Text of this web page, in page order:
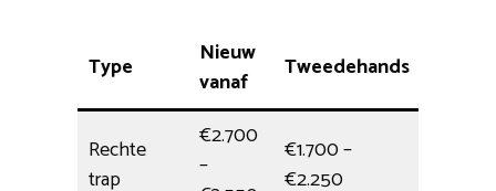
Type
Nieuw
vanaf
Tweedehands
Rechte
trap
€2.700
–
€1.700 –
€2.250